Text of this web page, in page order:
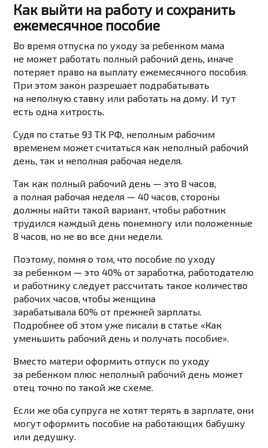
Как выйти на работу и сохранить
ежемесячное пособие
Во времяотпуска по уходу за ребенком мама
не может работать полный рабочий день, иначе
потеряет право на выплату ежемесячного пособия.
При этом закон разрешает подрабатывать
на неполную ставку или работать на дому. И тут
есть одна хитрость.
Судя по статье 93 ТК РФ, неполным рабочим
временем может считаться как неполный рабочий
день, так и неполная рабочая неделя.
Так как полный рабочий день — это 8 часов,
а полная рабочая неделя — 40 часов, стороны
должны найти такой вариант, чтобы работник
трудился каждый день понемногу или положенные
8 часов, но не во все дни недели.
Поэтому, помня о том, что пособие по уходу
за ребенком — это 40% от заработка, работодателю
и работнику следует рассчитать такое количество
рабочих часов, чтобы женщина
зарабатывала 60% от прежней зарплаты.
Подробнее об этом уже писали в статье «Как
уменьшить рабочий день и получать пособие».
Вместо матери оформить отпуск по уходу
за ребенком плюс неполный рабочий день может
отец точно потакой же схеме.
Если же оба супруга не хотят терять в зарплате, они
могут оформить пособие на работающих бабушку
или дедушку.